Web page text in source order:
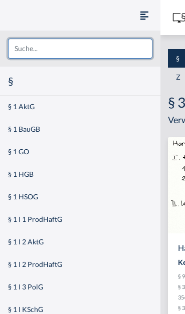
§
§ 1 AktG
§ 1 BauGB
§ 1 GO
§ 1 HGB
§ 1 HSOG
§ 1 I 1 ProdHaftG
§ 1 I 2 AktG
§ 1 I 2 ProdHaftG
§ 1 I 3 PolG
§ 1 I KSchG
§
Z
§
§
§
§